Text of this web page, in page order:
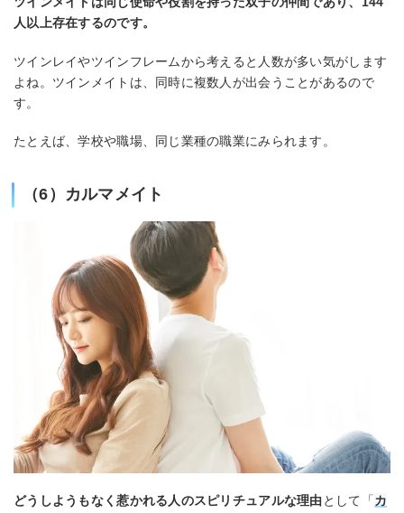
人以上存在するのです。
ツインレイやツインフレームから考えると人数が多い気がします
よね。ツインメイトは、同時に複数人が出会うことがあるので
す。
たとえば、学校や職場、同じ業種の職業にみられます。
（6）カルマメイト
どうしようもなく惹かれる人のスピリチュアルな理由として「カ